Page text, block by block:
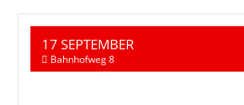
17 SEPTEMBER
Bahnhofweg 8